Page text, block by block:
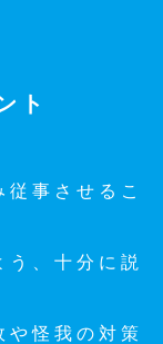
ト
事させるこ
、十分に説
や怪我の対策